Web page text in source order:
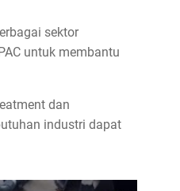
sektor
untuk membantu
dan
industri dapat